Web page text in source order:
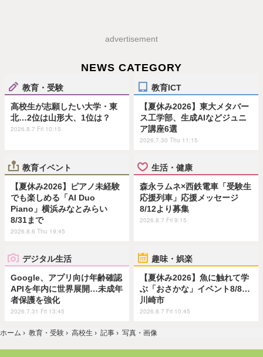
advertisement
NEWS CATEGORY
教育・受験
高校生が志願したい大学・東
北…2位は山形大、1位は？
2026.8.7 Fri 10:15
教育ICT
【夏休み2026】東大メタバー
ス工学部、生成AIなどジュニ
ア講座6選
2026.7.30 Thu 11:15
教育イベント
【夏休み2026】ピアノ未経験
でも楽しめる「AI Duo
Piano」横浜みなとみらい
8/31まで
2026.8.6 Thu 19:45
生活・健康
森永ラムネ×西鉄電車「受験生
応援列車」応援メッセージ
8/12より募集
2026.8.7 Fri 9:15
デジタル生活
Google、アプリ向け年齢確認
APIを年内に世界展開…未成年
者保護を強化
2026.7.31 Fri 13:45
趣味・娯楽
【夏休み2026】魚に触れて学
ぶ「おさかな」イベント8/8…
川崎市
2026.8.7 Fri 10:45
ホーム › 教育・受験 › 高校生 › 記事 › 写真・画像